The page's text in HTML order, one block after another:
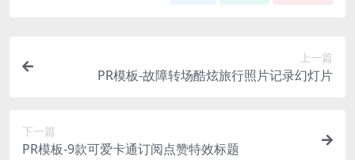
上一篇
PR模板-故障转场酷炫旅行照片记录幻灯片
下一篇
PR模板-9款可爱卡通订阅点赞特效标题